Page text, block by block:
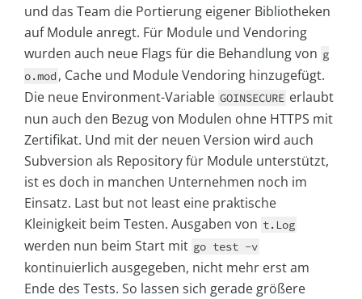
und das Team die Portierung eigener Bibliotheken
auf Module anregt. Für Module und Vendoring
wurden auch neue Flags für die Behandlung von g
o.mod , Cache und Module Vendoring hinzugefügt.
Die neue Environment-Variable GOINSECURE erlaubt
nun auch den Bezug von Modulen ohne HTTPS mit
Zertifikat. Und mit der neuen Version wird auch
Subversion als Repository für Module unterstützt,
ist es doch in manchen Unternehmen noch im
Einsatz. Last but not least eine praktische
Kleinigkeit beim Testen. Ausgaben von t.Log
werden nun beim Start mit go test -v
kontinuierlich ausgegeben, nicht mehr erst am
Ende des Tests. So lassen sich gerade größere